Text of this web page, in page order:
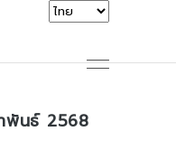
พันธ์ 2568